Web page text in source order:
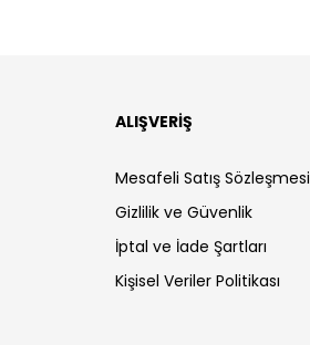
ALIŞVERİŞ
Mesafeli Satış Sözleşmesi
Gizlilik ve Güvenlik
İptal ve İade Şartları
Kişisel Veriler Politikası